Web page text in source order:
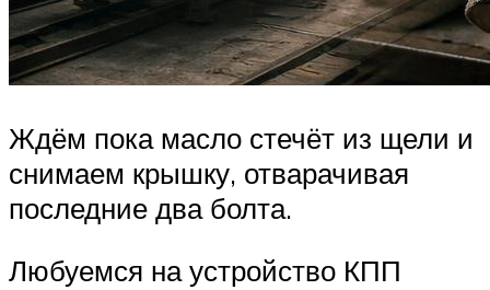
Ждём пока масло стечёт из щели и
снимаем крышку, отварачивая
последние два болта.
Любуемся на устройство КПП